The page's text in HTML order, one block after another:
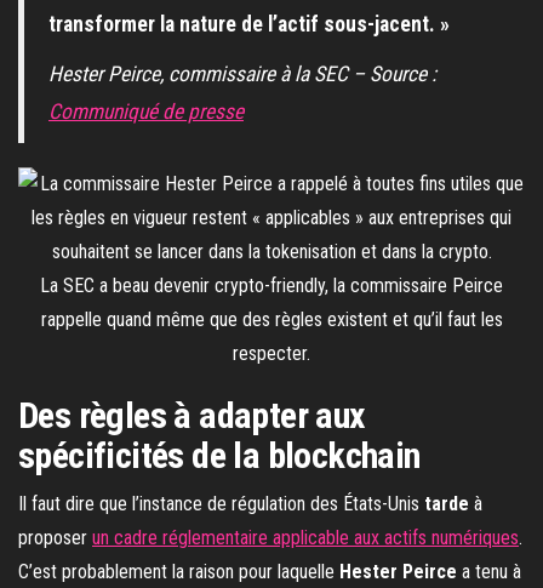
transformer la nature de l’actif sous-jacent. »
Hester Peirce, commissaire à la SEC – Source :
Communiqué de presse
La SEC a beau devenir crypto-friendly, la commissaire Peirce
rappelle quand même que des règles existent et qu’il faut les
respecter.
Des règles à adapter aux
spécificités de la blockchain
Il faut dire que l’instance de régulation des États-Unis tarde à
proposer un cadre réglementaire applicable aux actifs numériques.
C’est probablement la raison pour laquelle Hester Peirce a tenu à